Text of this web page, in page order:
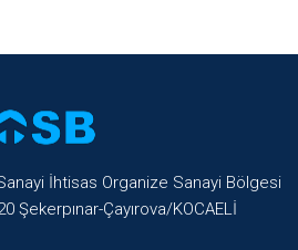
İhtisas Organize Sanayi Bölgesi
Şekerpınar-Çayırova/KOCAELİ